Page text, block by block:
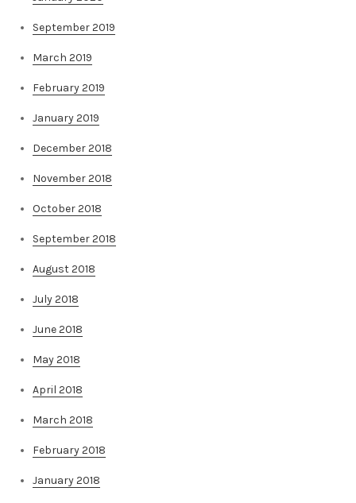
September 2019
March 2019
February 2019
January 2019
December 2018
November 2018
October 2018
September 2018
August 2018
July 2018
June 2018
May 2018
April 2018
March 2018
February 2018
January 2018